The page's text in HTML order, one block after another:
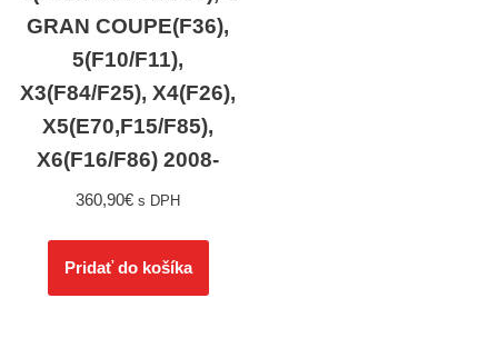
GRAN COUPE(F36),
5(F10/F11),
X3(F84/F25), X4(F26),
X5(E70,F15/F85),
X6(F16/F86) 2008-
360,90€ s DPH
Pridať do košíka